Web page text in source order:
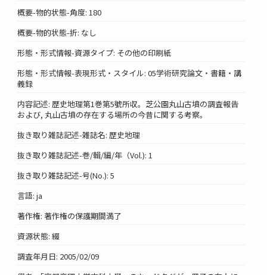
概要-物的状態-角度: 180
概要-物的状態-折: なし
形態・形式情報-資源タイプ: その他の印刷紙
形態・形式情報-表現形式・スタイル: 05学術研究論文・書籍・講
義録
内容記述: 歴史地理第1巻第5號所収。芝公園丸山古墳の調査報告
および, 丸山古墳の存在する場所の今昔に関する考察。
抜き取り雑誌記述-雑誌名: 歴史地理
抜き取り雑誌記述-巻/輯/編/年（Vol.): 1
抜き取り雑誌記述-号(No.): 5
言語: ja
著作権: 著作権の保護期間満了
資源状態: 綴
調査年月日: 2005/02/09